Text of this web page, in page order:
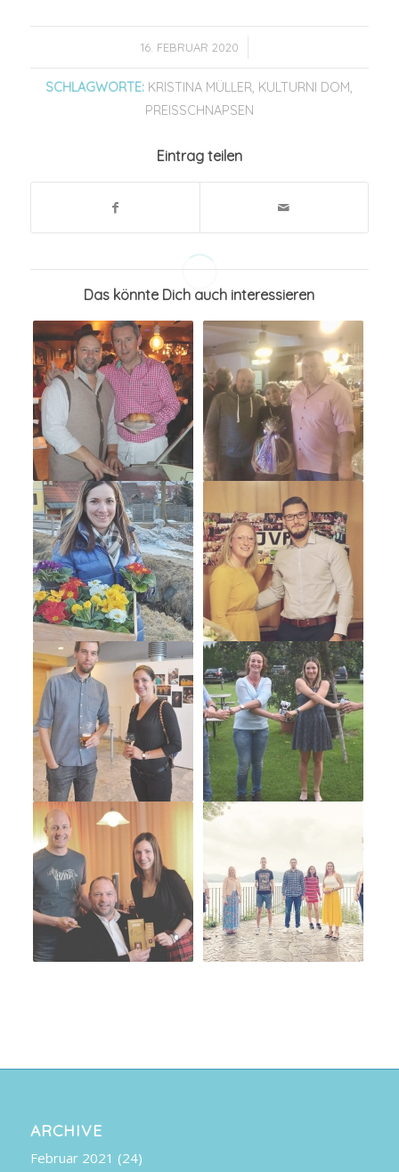
16. FEBRUAR 2020
/
SCHLAGWORTE: KRISTINA MÜLLER KULTURNI DOM
PREISSCHNAPSEN
Eintrag teilen
Das könnte Dich auch interessieren
ARCHIVE
Februar 2021 (24)